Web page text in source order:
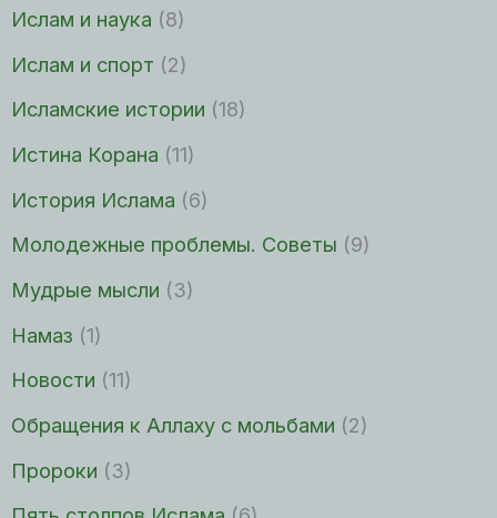
Ислам и наука (8)
Ислам и спорт (2)
Исламские истории (18)
Истина Корана (11)
История Ислама (6)
Молодежные проблемы. Советы (9)
Мудрые мысли (3)
Намаз (1)
Новости (11)
Обращения к Аллаху с мольбами (2)
Пророки (3)